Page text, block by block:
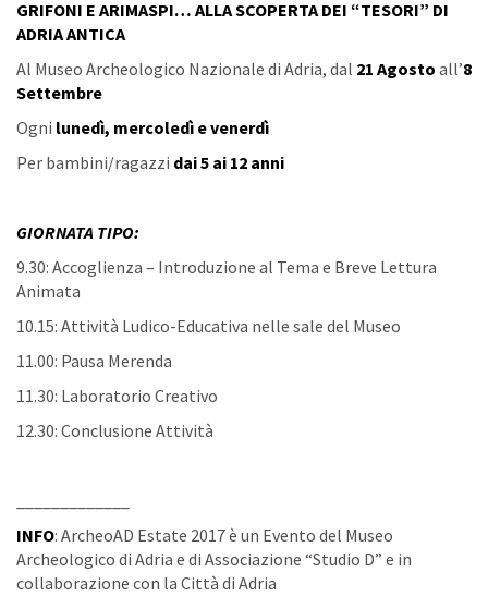
GRIFONI E ARIMASPI… ALLA SCOPERTA DEI “TESORI” DI
ADRIA ANTICA
Al Museo Archeologico Nazionale di Adria, dal 21 Agosto all’8
Settembre
Ogni lunedì, mercoledì e venerdì
Per bambini/ragazzi dai 5 ai 12 anni
GIORNATA TIPO:
9.30: Accoglienza – Introduzione al Tema e Breve Lettura
Animata
10.15: Attività Ludico-Educativa nelle sale del Museo
11.00: Pausa Merenda
11.30: Laboratorio Creativo
12.30: Conclusione Attività
INFO: ArcheoAD Estate 2017 è un Evento del Museo
Archeologico di Adria e di Associazione “Studio D” e in
collaborazione con la Città di Adria